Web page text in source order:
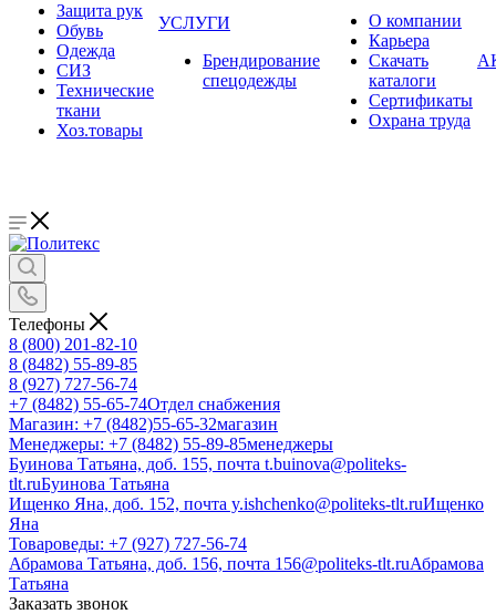
Защита рук
Обувь
Одежда
СИЗ
Технические
ткани
Хоз.товары
УСЛУГИ
Брендирование
спецодежды
О компании
Карьера
Cкачать
каталоги
Сертификаты
Охрана труда
Телефоны
8 (800) 201-82-10
8 (8482) 55-89-85
8 (927) 727-56-74
+7 (8482) 55-65-74Отдел снабжения
Магазин: +7 (8482)55-65-32магазин
Менеджеры: +7 (8482) 55-89-85менеджеры
Буинова Татьяна, доб. 155, почта t.buinova@politeks-
tlt.ruБуинова Татьяна
Ищенко Яна, доб. 152, почта y.ishchenko@politeks-tlt.ruИщенко
Яна
Товароведы: +7 (927) 727-56-74
Абрамова Татьяна, доб. 156, почта 156@politeks-tlt.ruАбрамова
Татьяна
Заказать звонок